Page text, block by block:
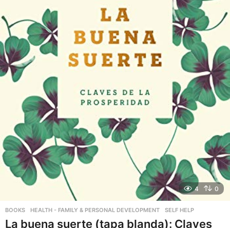
4 0
BOOKS ,HEALTH - FAMILY & PERSONAL DEVELOPMENT ,SELF HELP
La buena suerte (tapa blanda): Claves